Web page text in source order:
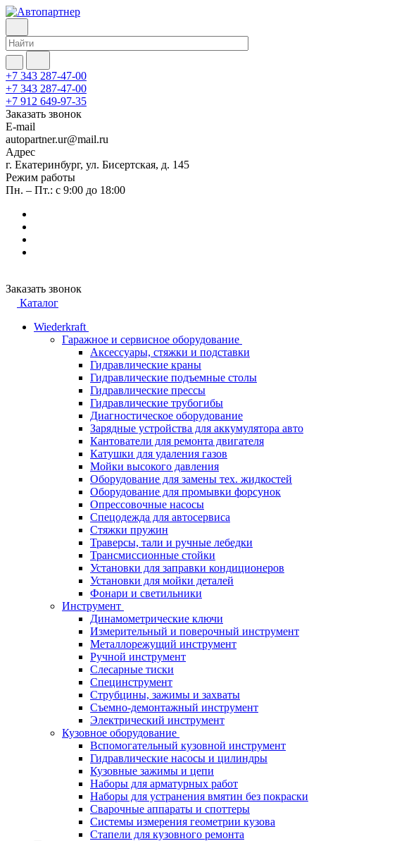
+7 343 287-47-00
+7 343 287-47-00
+7 912 649-97-35
Заказать звонок
E-mail
autopartner.ur@mail.ru
Адрес
г. Екатеринбург, ул. Бисертская, д. 145
Режим работы
Пн. – Пт.: с 9:00 до 18:00
Заказать звонок
Каталог
Wiederkraft
Гаражное и сервисное оборудование
Аксессуары, стяжки и подставки
Гидравлические краны
Гидравлические подъемные столы
Гидравлические прессы
Гидравлические трубогибы
Диагностическое оборудование
Зарядные устройства для аккумулятора авто
Кантователи для ремонта двигателя
Катушки для удаления газов
Мойки высокого давления
Оборудование для замены тех. жидкостей
Оборудование для промывки форсунок
Опрессовочные насосы
Спецодежда для автосервиса
Стяжки пружин
Траверсы, тали и ручные лебедки
Трансмиссионные стойки
Установки для заправки кондиционеров
Установки для мойки деталей
Фонари и светильники
Инструмент
Динамометрические ключи
Измерительный и поверочный инструмент
Металлорежущий инструмент
Ручной инструмент
Слесарные тиски
Специнструмент
Струбцины, зажимы и захваты
Съемно-демонтажный инструмент
Электрический инструмент
Кузовное оборудование
Вспомогательный кузовной инструмент
Гидравлические насосы и цилиндры
Кузовные зажимы и цепи
Наборы для арматурных работ
Наборы для устранения вмятин без покраски
Сварочные аппараты и споттеры
Системы измерения геометрии кузова
Стапели для кузовного ремонта